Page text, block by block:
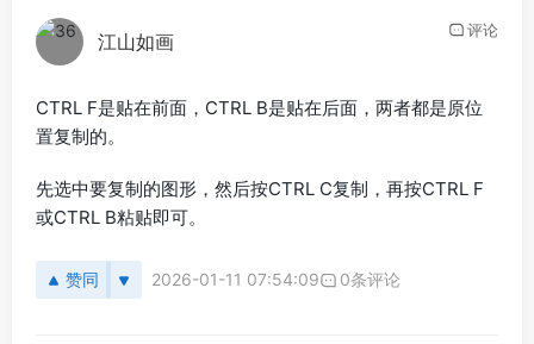
江山如画 评论
CTRL F是贴在前面，CTRL B是贴在后面，两者都是原位
置复制的。
先选中要复制的图形，然后按CTRL C复制，再按CTRL F
或CTRL B粘贴即可。
赞同 2026-01-11 07:54:09 0条评论